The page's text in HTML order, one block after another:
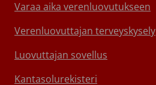
Varaa aika verenluovutukseen
Verenluovuttajan terveyskysely
Luovuttajan sovellus
Kantasolurekisteri